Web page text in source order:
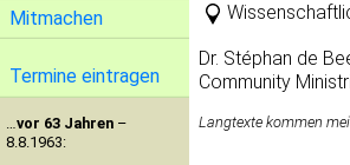
Mitmachen
Termine eintragen
…vor 63 Jahren –
8.8.1963:
Dr. Stéphan de
Community
Langtexte kommen